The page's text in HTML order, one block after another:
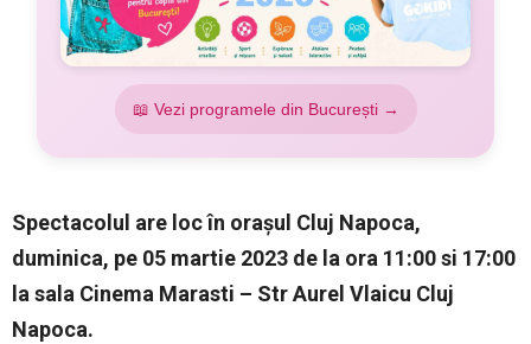
📖 Vezi programele din București →
Spectacolul are loc în orașul Cluj Napoca,
duminica, pe 05 martie 2023 de la ora 11:00 si 17:00
la sala Cinema Marasti – Str Aurel Vlaicu Cluj
Napoca.